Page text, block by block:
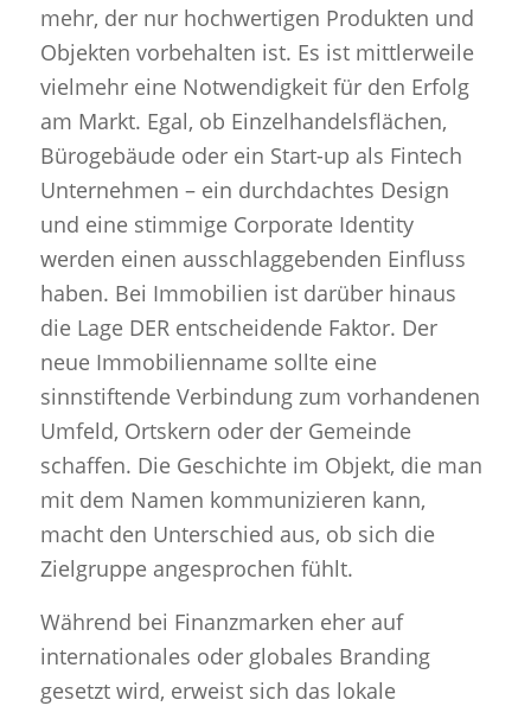
mehr, der nur hochwertigen Produkten und
Objekten vorbehalten ist. Es ist mittlerweile
vielmehr eine Notwendigkeit für den Erfolg
am Markt. Egal, ob Einzelhandelsflächen,
Bürogebäude oder ein Start-up als Fintech
Unternehmen – ein durchdachtes Design
und eine stimmige Corporate Identity
werden einen ausschlaggebenden Einfluss
haben. Bei Immobilien ist darüber hinaus
die Lage DER entscheidende Faktor. Der
neue Immobilienname sollte eine
sinnstiftende Verbindung zum vorhandenen
Umfeld, Ortskern oder der Gemeinde
schaffen. Die Geschichte im Objekt, die man
mit dem Namen kommunizieren kann,
macht den Unterschied aus, ob sich die
Zielgruppe angesprochen fühlt.
Während bei Finanzmarken eher auf
internationales oder globales Branding
gesetzt wird, erweist sich das lokale